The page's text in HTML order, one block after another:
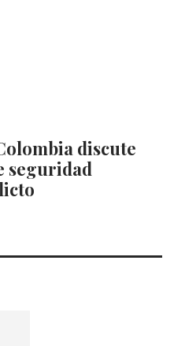
discute
seguridad